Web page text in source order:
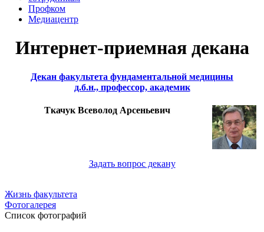
Профком
Медиацентр
Интернет-приемная декана
Декан факультета фундаментальной медицины
д.б.н., профессор, академик
Ткачук Всеволод Арсеньевич
Задать вопрос декану
Жизнь факультета
Фотогалерея
Список фотографий